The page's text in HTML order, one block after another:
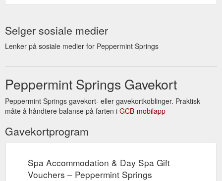
Selger sosiale medier
Lenker på sosiale medier for Peppermint Springs
Peppermint Springs Gavekort
Peppermint Springs gavekort- eller gavekortkoblinger. Praktisk
måte å håndtere balanse på farten i GCB-mobilapp
Gavekortprogram
Spa Accommodation & Day Spa Gift
Vouchers – Peppermint Springs